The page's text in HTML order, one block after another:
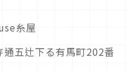
糸屋
五辻下る有馬町202番